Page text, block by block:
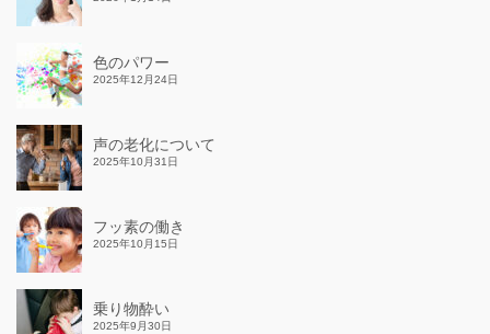
色のパワー
2025年12月24日
声の老化について
2025年10月31日
フッ素の働き
2025年10月15日
乗り物酔い
2025年9月30日